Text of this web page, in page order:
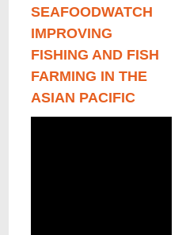
SEAFOODWATCH
IMPROVING
FISHING AND FISH
FARMING IN THE
ASIAN PACIFIC